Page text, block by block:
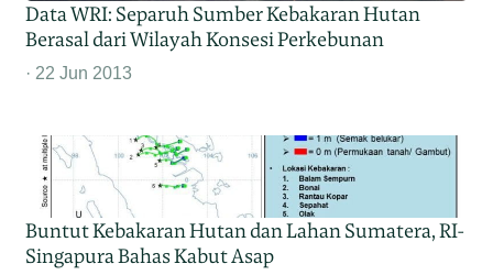
Data WRI: Separuh Sumber Kebakaran Hutan
Berasal dari Wilayah Konsesi Perkebunan
22 Jun 2013
Buntut Kebakaran Hutan dan Lahan Sumatera, RI-
Singapura Bahas Kabut Asap